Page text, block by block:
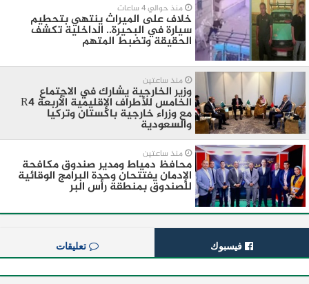
منذ حوالي 4 ساعات
خلاف على الميراث ينتهي بتحطيم
سيارة في البحيرة.. الداخلية تكشف
الحقيقة وتضبط المتهم
منذ ساعتين
وزير الخارجية يشارك في الاجتماع
الخامس للأطراف الإقليمية الأربعة R4
مع وزراء خارجية باكستان وتركيا
والسعودية
منذ ساعتين
محافظ دمياط ومدير صندوق مكافحة
الإدمان يفتتحان وحدة البرامج الوقائية
للصندوق بمنطقة رأس البر
فيسبوك تعليقات